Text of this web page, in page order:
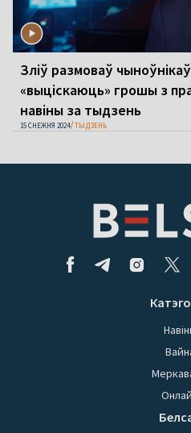
Зліў размоваў
«выціскаюць» грошы з
навіны за тыдзень
15 СНЕЖНЯ 2024 ТЫДЗЕНЬ